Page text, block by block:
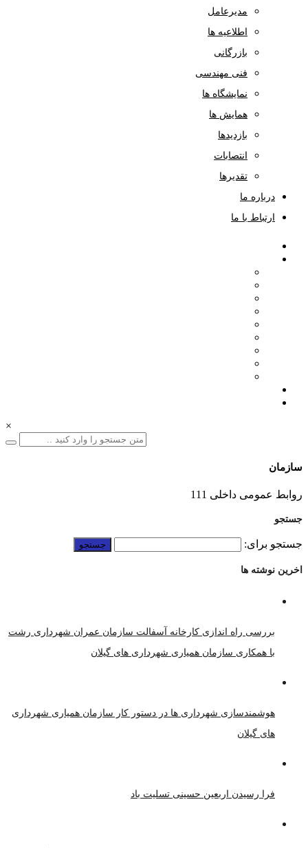
مدیرعامل
اطلاعیه ها
بازرگانی
فنی مهندسی
نمایشگاه ها
همایش ها
بازدیدها
انتصابات
تقدیرها
درباره ما
ارتباط با ما
×
سازمان
روابط عمومی داخلی 111
جستجو
جستجو برای:
اخرین نوشته ها
بررسی راه اندازی کارخانه آسفالت سازمان عمران شهرداری رشت
با همکاری سازمان همیاری شهرداری های گیلان
هوشمندسازی شهرداری ها در دستور کار سازمان همیاری شهرداری
های گیلان
فرا رسیدن اربعین حسینی تسلیت باد